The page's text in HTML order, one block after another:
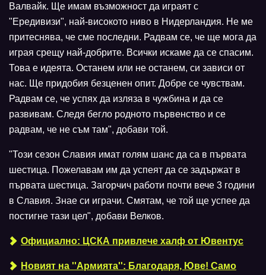
Валвайк. Ще имам възможност да играят с
"Ередивизи", най-високото ниво в Нидерландия. Не ме
притеснява, че сме последни. Радвам се, че ще мога да
играя срещу най-добрите. Всички искаме да се спасим.
Това е идеята. Останем или не останем, си зависи от
нас. Ще придобия безценен опит. Добре се чувствам.
Радвам се, че успях да изляза в чужбина и да се
развивам. Следя бегло родното първенство и се
радвам, че не съм там", добави той.
"Този сезон Славия имат голям шанс да са в първата
шестица. Пожелавам им да успеят да се задържат в
първата шестица. Загорчич работи почти вече 3 години
в Славия. Знае си играчи. Смятам, че той ще успее да
постигне тази цел", добави Велков.
Официално: ЦСКА привлече халф от Ювентус
Новият на ''Армията'': Благодаря, Юве! Само